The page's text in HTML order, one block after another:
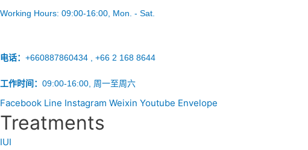
Working Hours: 09:00-16:00, Mon. - Sat.
电话： +660887860434 , +66 2 168 8644
工作时间： 09:00-16:00, 周一至周六
Facebook Line Instagram Weixin Youtube Envelope
Treatments
IUI